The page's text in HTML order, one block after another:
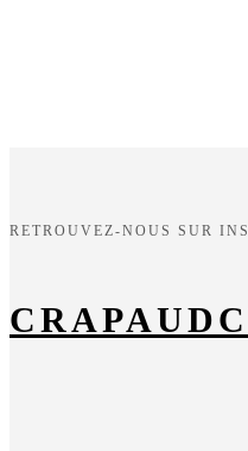
RETROUVEZ-NOUS SUR